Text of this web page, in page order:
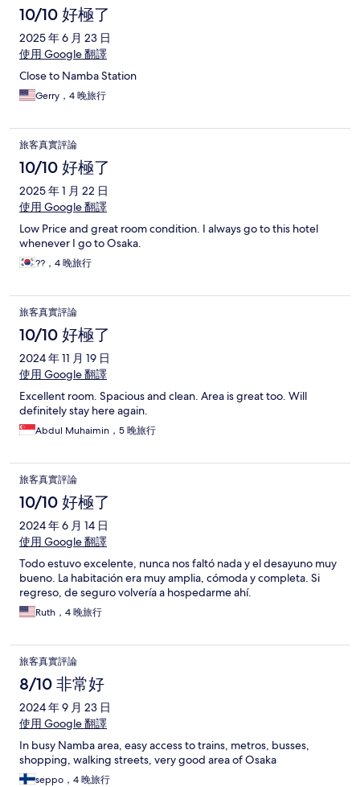
10/10 好極了
2025 年 6 月 23 日
使用 Google 翻譯
Close to Namba Station
Gerry，4 晚旅行
旅客真實評論
10/10 好極了
2025 年 1 月 22 日
使用 Google 翻譯
Low Price and great room condition. I always go to this hotel
whenever I go to Osaka.
??，4 晚旅行
旅客真實評論
10/10 好極了
2024 年 11 月 19 日
使用 Google 翻譯
Excellent room. Spacious and clean. Area is great too. Will
definitely stay here again.
Abdul Muhaimin，5 晚旅行
旅客真實評論
10/10 好極了
2024 年 6 月 14 日
使用 Google 翻譯
Todo estuvo excelente, nunca nos faltó nada y el desayuno muy
bueno. La habitación era muy amplia, cómoda y completa. Si
regreso, de seguro volvería a hospedarme ahí.
Ruth，4 晚旅行
旅客真實評論
8/10 非常好
2024 年 9 月 23 日
使用 Google 翻譯
In busy Namba area, easy access to trains, metros, busses,
shopping, walking streets, very good area of Osaka
seppo，4 晚旅行